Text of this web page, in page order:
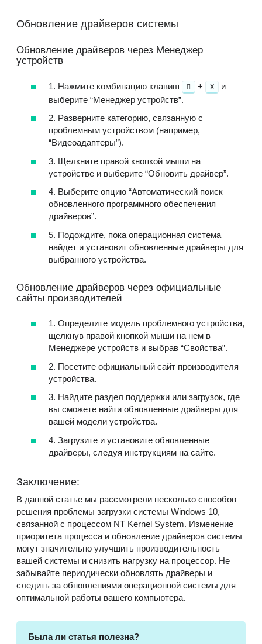
Обновление драйверов системы
Обновление драйверов через Менеджер
устройств
1. Нажмите комбинацию клавиш ⁣⁣⁣ + X
и
выберите “Менеджер устройств”.
2. Разверните категорию, связанную с
проблемным устройством (например,
“Видеоадаптеры”).
3. Щелкните правой кнопкой мыши на
устройстве и выберите “Обновить драйвер”.
4. Выберите опцию “Автоматический поиск
обновленного программного обеспечения
драйверов”.
5. Подождите, пока операционная система
найдет и установит обновленные драйверы для
выбранного устройства.
Обновление драйверов через официальные
сайты производителей
1. Определите модель проблемного устройства,
щелкнув правой кнопкой мыши на нем в
Менеджере устройств и выбрав “Свойства”.
2. Посетите официальный сайт производителя
устройства.
3. Найдите раздел поддержки или загрузок, где
вы сможете найти обновленные драйверы для
вашей модели устройства.
4. Загрузите и установите обновленные
драйверы, следуя инструкциям на сайте.
Заключение:
В данной статье мы рассмотрели несколько способов
решения проблемы загрузки системы Windows 10,
связанной с процессом NT Kernel System. Изменение
приоритета процесса и обновление драйверов системы
могут значительно улучшить производительность
вашей системы и снизить нагрузку на процессор. Не
забывайте периодически обновлять драйверы и
следить за обновлениями операционной системы для
оптимальной работы вашего компьютера.
Была ли статья полезна?